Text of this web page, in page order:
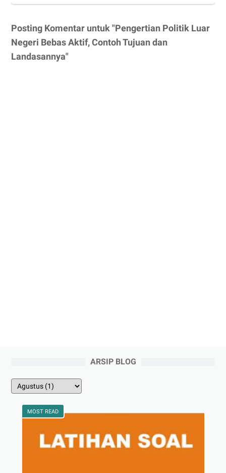
Posting Komentar untuk "Pengertian Politik Luar
Negeri Bebas Aktif, Contoh Tujuan dan
Landasannya"
ARSIP BLOG
MOST READ